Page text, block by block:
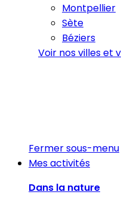
Montpellier
Sète
Béziers
Voir nos villes et
Fermer sous-menu
Mes activités
Dans la nature